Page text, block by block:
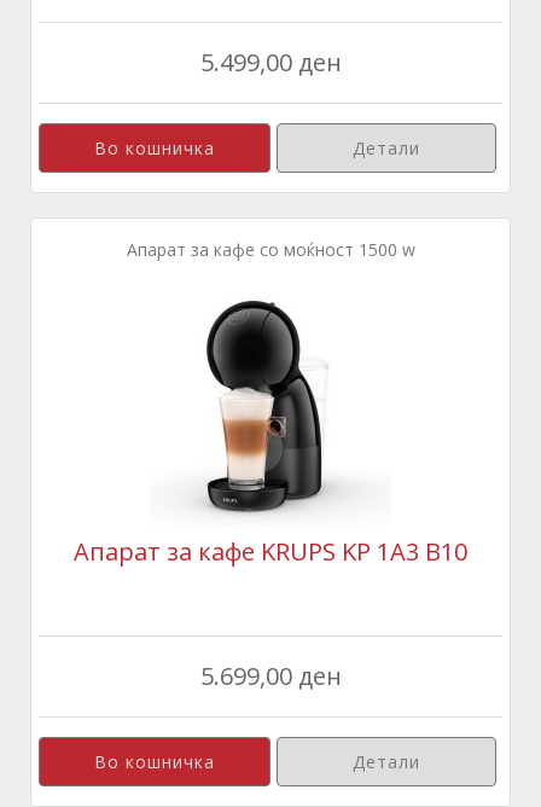
5.499,00 ден
Детали
Апарат за кафе со моќност 1500 w
Апарат за кафе KRUPS KP 1A3 B10
5.699,00 ден
Детали